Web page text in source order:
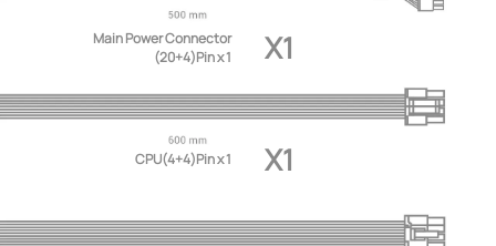
Main Power Connector
(20+4)Pin x 1
X1
CPU(4+4)Pin x 1 X1